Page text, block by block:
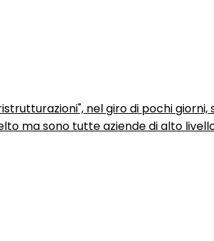
nel giro di pochi
ma sono tutte aziende di alto